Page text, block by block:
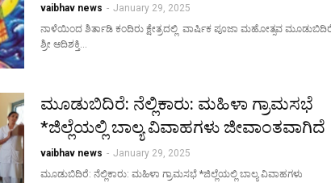
vaibhav news - January 29, 2025
ನಾಳೆಯಿಂದ ಶಿರ್ತಾಡಿ ಕಂದಿರು ಕ್ಷೇತ್ರದಲ್ಲಿ ವಾರ್ಷಿಕ ಪೂಜಾ ಮಹೋತ್ಸವ
ಶ್ರೀ ಆದಿಶಕ್ತಿ…
ಮೂಡುಬಿದಿರೆ: ನೆಲ್ಲಿಕಾರು: ಮಹಿಳಾ ಗ್ರಾಮಸಭೆ
*ಜಿಲ್ಲೆಯಲ್ಲಿ ಬಾಲ್ಯ ವಿವಾಹಗಳು ಜೀವಾಂತವಾಗಿದೆ
vaibhav news - January 29, 2025
ಮೂಡುಬಿದಿರೆ: ನೆಲ್ಲಿಕಾರು: ಮಹಿಳಾ ಗ್ರಾಮಸಭೆ *ಜಿಲ್ಲೆಯಲ್ಲಿ ಬಾಲ್ಯ ವಿವಾಹಗಳು